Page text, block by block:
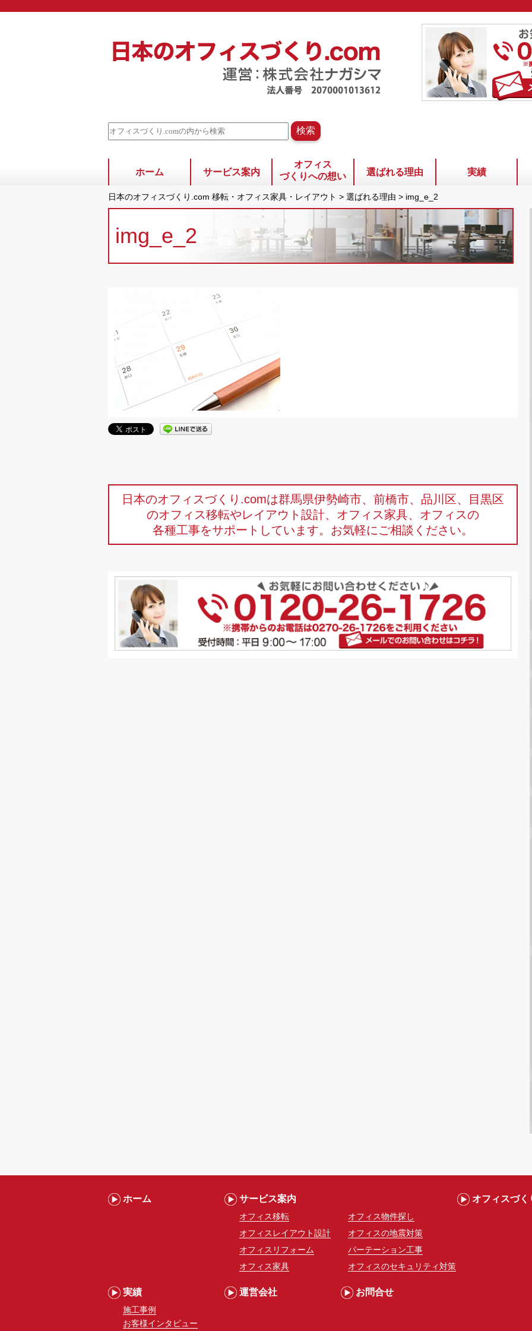
ホーム サービス案内
オフィス
づくりへの想い
選ばれる理由 実績
日本のオフィスづくり.com 移転・オフィス家具・レイアウト > 選ばれる理由 > img_e_2
img_e_2
日本のオフィスづくり.comは群馬県伊勢崎市、前橋市、品川区、目黒区
のオフィス移転やレイアウト設計、オフィス家具、オフィスの
各種工事をサポートしています。お気軽にご相談ください。
ホーム サービス案内
オフィス移転
オフィス物件探し
オフィスレイアウト設計
オフィスの地震対策
オフィスリフォーム
パーテーション工事
オフィス家具
オフィスのセキュリティ対策
オフィスづく
実績
施工事例
お客様インタビュー
運営会社 お問合せ